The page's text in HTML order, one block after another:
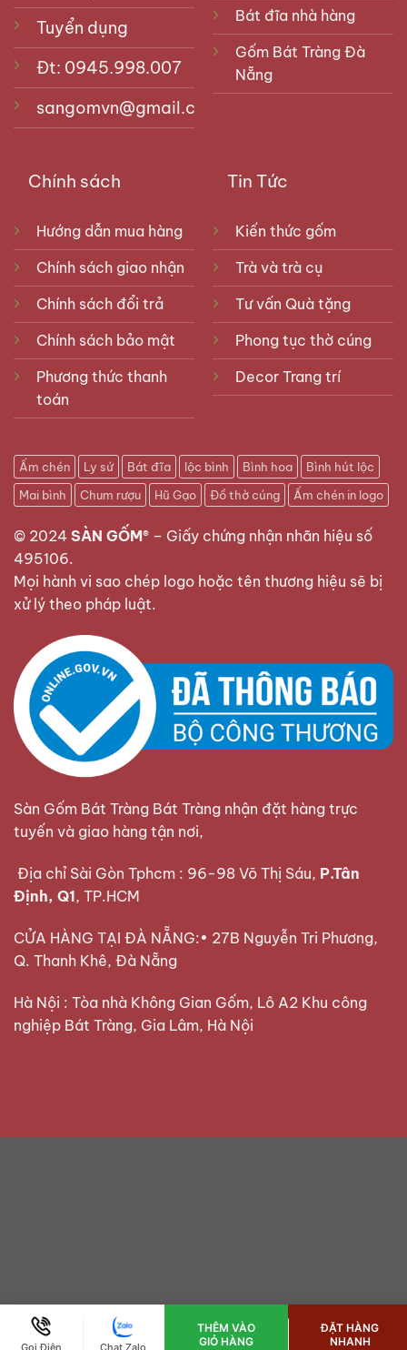
Tuyển dụng
Đt: 0945.998.007
sangomvn@gmail.com
Bát đĩa nhà hàng
Gốm Bát Tràng Đà
Nẵng
Chính sách
Hướng dẫn mua hàng
Chính sách giao nhận
Chính sách đổi trả
Chính sách bảo mật
Phương thức thanh
toán
Tin Tức
Kiến thức gốm
Trà và trà cụ
Tư vấn Quà tặng
Phong tục thờ cúng
Decor Trang trí
Ấm chén Ly sứ Bát đĩa lộc bình Bình hoa
Bình hút lộc
Mai bình
Chum rượu Hũ Gạo Đồ thờ cúng Ấm chén in logo
© 2024 SÀN GỐM® – Giấy chứng nhận nhãn hiệu số
495106.
Mọi hành vi sao chép logo hoặc tên thương hiệu sẽ bị
xử lý theo pháp luật.
Sàn Gốm Bát Tràng Bát Tràng nhận đặt hàng trực
tuyến và giao hàng tận nơi,
Địa chỉ Sài Gòn Tphcm : 96-98 Võ Thị Sáu, P.Tân
Định, Q1, TP.HCM
CỬA HÀNG TẠI ĐÀ NẴNG:• 27B Nguyễn Tri Phương,
Q. Thanh Khê, Đà Nẵng
Hà Nội : Tòa nhà Không Gian Gốm, Lô A2 Khu công
nghiệp Bát Tràng, Gia Lâm, Hà Nội
Gọi Điện Chat Zalo
THÊM VÀO
GIỎ HÀNG
ĐẶT HÀNG
NHANH